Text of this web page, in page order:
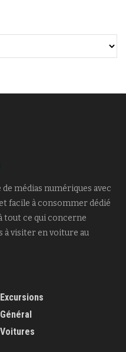
médias numériques avec
facile à consommer dédié
tout ce qui concerne
à visiter en voiture au
Excursions
Général
Voitures